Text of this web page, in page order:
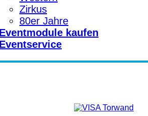
Zirkus
80er Jahre
Eventmodule kaufen
Eventservice